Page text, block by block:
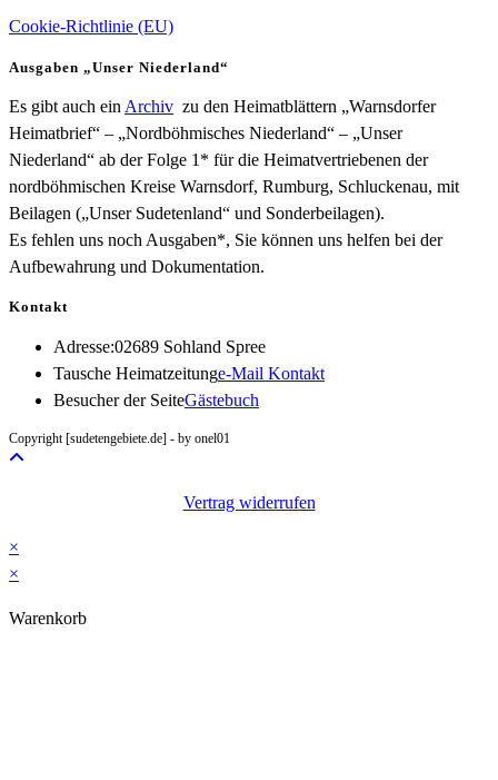
Cookie-Richtlinie (EU)
Ausgaben „Unser Niederland“
Es gibt auch ein Archiv zu den Heimatblättern „Warnsdorfer
Heimatbrief“ – „Nordböhmisches Niederland“ – „Unser
Niederland“ ab der Folge 1* für die Heimatvertriebenen der
nordböhmischen Kreise Warnsdorf, Rumburg, Schluckenau, mit
Beilagen („Unser Sudetenland“ und Sonderbeilagen).
Es fehlen uns noch Ausgaben*, Sie können uns helfen bei der
Aufbewahrung und Dokumentation.
Kontakt
Adresse:02689 Sohland Spree
Tausche Heimatzeitunge-Mail KontaktOpens
Besucher der SeiteGästebuch
Copyright [sudetengebiete.de] - by onel01
Vertrag widerrufen
×
×
Warenkorb